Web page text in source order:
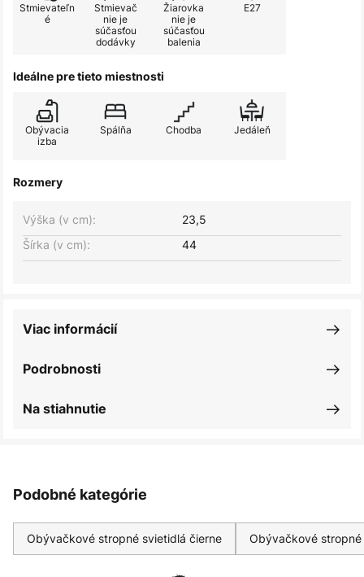
Stmievateľn
é
Stmievač
nie je
súčasťou
dodávky
Žiarovka
nie je
súčasťou
balenia
E27
Ideálne pre tieto miestnosti
Obývacia
izba
Spálňa Chodba Jedáleň
Rozmery
Šírka (v cm): 44
Výška (v cm): 23,5
Podrobnosti
Viac informácií
Na stiahnutie
Podobné kategórie
Obývačkové stropné svietidlá čierne Obývačkové